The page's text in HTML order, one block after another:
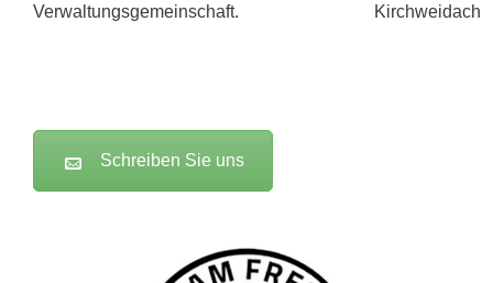
Verwaltungsgemeinschaft.
Schreiben Sie uns